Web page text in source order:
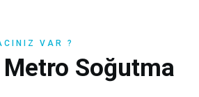
VAR ?
Metro Soğutma